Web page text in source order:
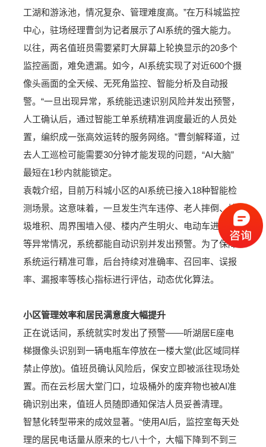
工湖和游泳池，情况复杂、管理难度高。”在万科城监控
中心，驻场经理曹剑为记者展示了AI系统的强大能力。
以往，两名值班员需要紧盯大屏幕上轮换显示的20多个
监控画面，难免遗漏。如今，AI系统实现了对近600个摄
像头画面的全天候、无死角监控、智能分析及自动报
警。“一旦出现异常，系统能迅速识别风险并发出预警，
人工确认后，通过智能工单系统精准调度最近的人员处
置，编织成一张高效运转的服务网络。”曹剑解释道，过
去人工巡检可能需要30分钟才能发现的问题，“AI大脑”
最短在1秒内就能锁定。
袁戟介绍，目前万科城小区的AI系统已接入18种智能检
测场景。这意味着，一旦发生汽车违停、老人摔倒、垃
圾堆积、周界围墙入侵、楼内产生明火、电动车进电梯
等异常情况，系统都能自动识别并发出预警。为了保障
系统运行精准可靠，后台持续对准确率、召回率、误报
率、漏报率等核心指标进行评估，动态优化算法。
小区管理效率和居民满意度大幅提升
正在说话间，系统就实时发出了预警——听湖居E座电
梯摄像头识别到一辆电瓶车停放在一楼大堂(此区域同样
禁止停放)。值班员确认风险后，保安立即被派往现场处
置。而在云杉居大堂门口，垃圾桶外的废弃物也被AI准
确识别出来，值班人员随即通知保洁人员妥善清理。
智慧化转型带来的成效显著。“使用AI后，监控室每天处
理的居民电话量从原来的七八十个，大幅下降到不到三